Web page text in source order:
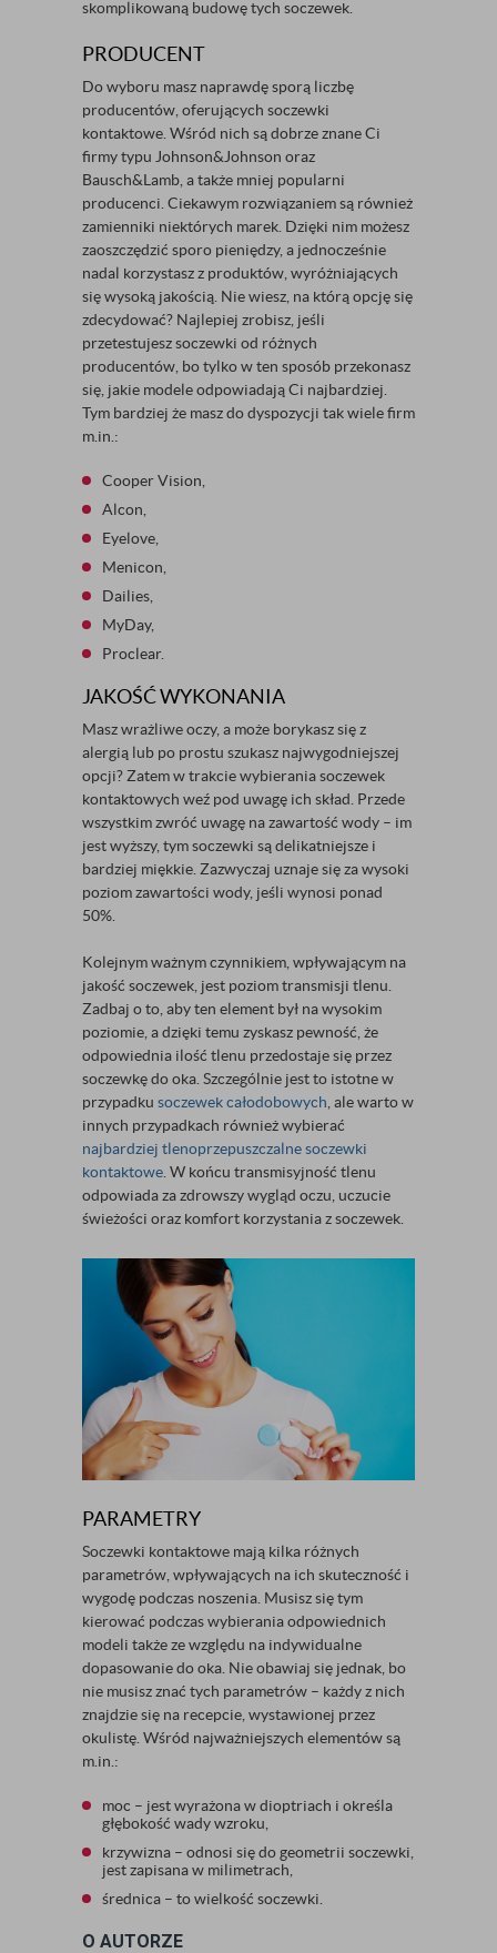
skomplikowaną budowę tych soczewek.
PRODUCENT
Do wyboru masz naprawdę sporą liczbę
producentów, oferujących soczewki
kontaktowe. Wśród nich są dobrze znane Ci
firmy typu Johnson&Johnson oraz
Bausch&Lamb, a także mniej popularni
producenci. Ciekawym rozwiązaniem są również
zamienniki niektórych marek. Dzięki nim możesz
zaoszczędzić sporo pieniędzy, a jednocześnie
nadal korzystasz z produktów, wyróżniających
się wysoką jakością. Nie wiesz, na którą opcję się
zdecydować? Najlepiej zrobisz, jeśli
przetestujesz soczewki od różnych
producentów, bo tylko w ten sposób przekonasz
się, jakie modele odpowiadają Ci najbardziej.
Tym bardziej że masz do dyspozycji tak wiele firm
m.in.:
Cooper Vision,
Alcon,
Eyelove,
Menicon,
Dailies,
MyDay,
Proclear.
JAKOŚĆ WYKONANIA
Masz wrażliwe oczy, a może borykasz się z
alergią lub po prostu szukasz najwygodniejszej
opcji? Zatem w trakcie wybierania soczewek
kontaktowych weź pod uwagę ich skład. Przede
wszystkim zwróć uwagę na zawartość wody – im
jest wyższy, tym soczewki są delikatniejsze i
bardziej miękkie. Zazwyczaj uznaje się za wysoki
poziom zawartości wody, jeśli wynosi ponad
50%.
Kolejnym ważnym czynnikiem, wpływającym na
jakość soczewek, jest poziom transmisji tlenu.
Zadbaj o to, aby ten element był na wysokim
poziomie, a dzięki temu zyskasz pewność, że
odpowiednia ilość tlenu przedostaje się przez
soczewkę do oka. Szczególnie jest to istotne w
przypadku soczewek całodobowych , ale warto w
innych przypadkach również wybierać
najbardziej tlenoprzepuszczalne soczewki
kontaktowe . W końcu transmisyjność tlenu
odpowiada za zdrowszy wygląd oczu, uczucie
świeżości oraz komfort korzystania z soczewek.
PARAMETRY
Soczewki kontaktowe mają kilka różnych
parametrów, wpływających na ich skuteczność i
wygodę podczas noszenia. Musisz się tym
kierować podczas wybierania odpowiednich
modeli także ze względu na indywidualne
dopasowanie do oka. Nie obawiaj się jednak, bo
nie musisz znać tych parametrów – każdy z nich
znajdzie się na recepcie, wystawionej przez
okulistę. Wśród najważniejszych elementów są
m.in.:
moc – jest wyrażona w dioptriach i określa
głębokość wady wzroku,
krzywizna – odnosi się do geometrii soczewki,
jest zapisana w milimetrach,
średnica – to wielkość soczewki.
O AUTORZE